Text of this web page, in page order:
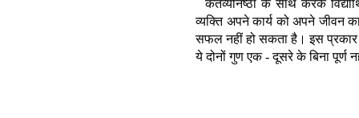
व्यक्ति अपने कार्य को अपने जीवन
सफलनहींहोसकताहै। इस प्रकार
येदोनोंगुणएक-दूसरेकेबिनापूर्ण